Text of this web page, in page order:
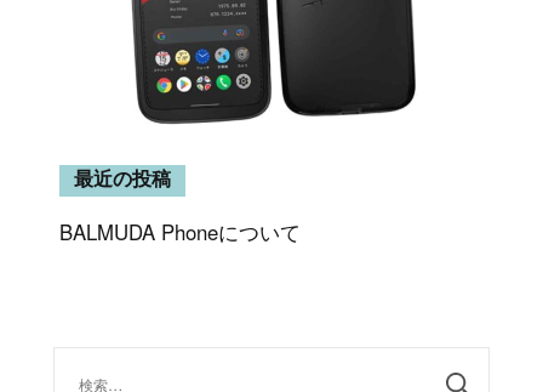
最近の投稿
BALMUDA Phoneについて